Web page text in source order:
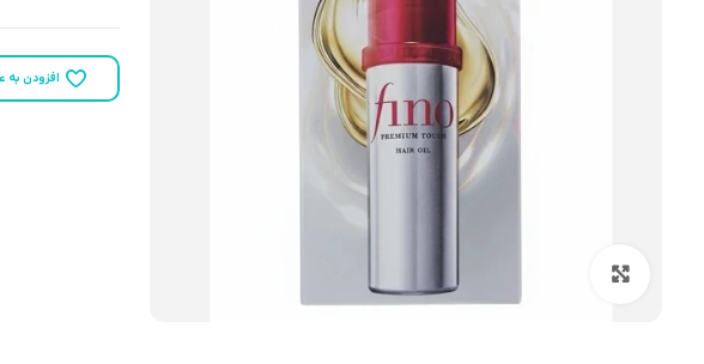
افزودن به